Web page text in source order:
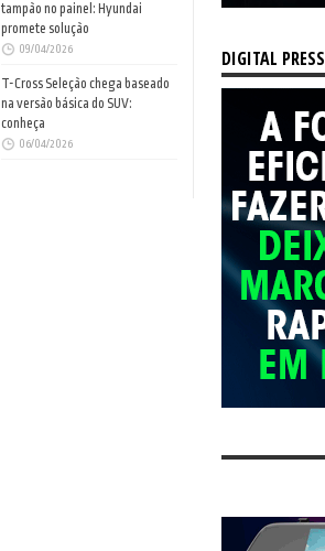
tampão no painel: Hyundai
promete solução
09/04/2026
T-Cross Seleção chega baseado
na versão básica do SUV:
conheça
06/04/2026
DIGITAL PRESS